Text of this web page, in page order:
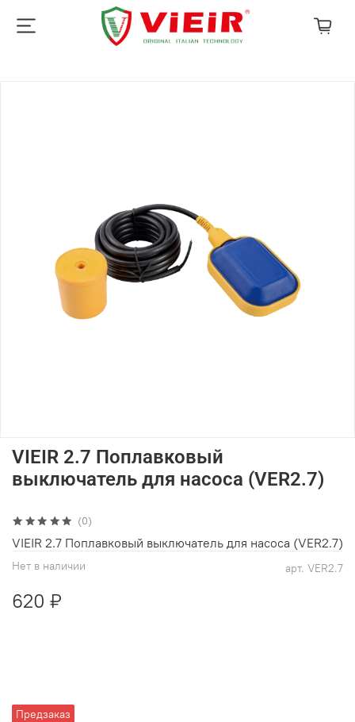
(0)
арт. VER2.7
Нет в наличии
Предзаказ
VIEIR 2.7 Поплавковый
выключатель для насоса (VER2.7)
620 ₽
VIEIR 2.7 Поплавковый выключатель для насоса (VER2.7)